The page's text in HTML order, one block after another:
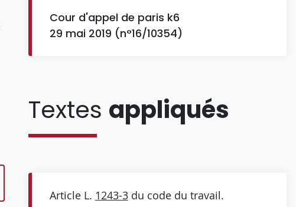
Cour d'appel de paris k6
29 mai 2019 (n°16/10354)
Textes appliqués
Article L. 1243-3du code du travail.